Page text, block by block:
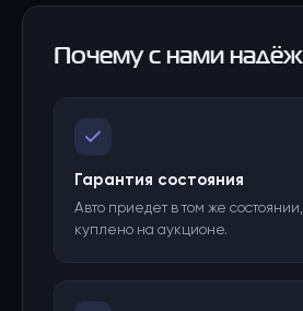
Почему с нами
Гарантия состояния
Авто приедет в том же
куплено на аукционе.